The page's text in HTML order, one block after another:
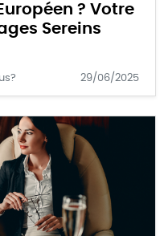
? Votre
Sereins
29/06/2025